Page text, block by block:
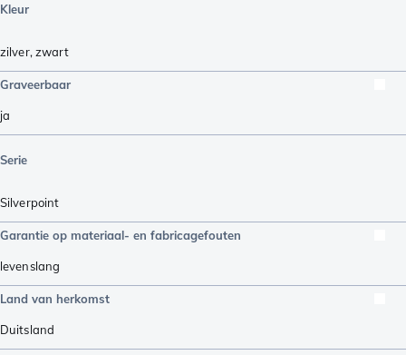
Kleur
zilver,zwart
Graveerbaar
ja
Serie
Silverpoint
Garantie op materiaal- en fabricagefouten
levenslang
Land van herkomst
Duitsland